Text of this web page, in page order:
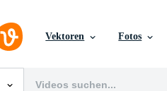
Vektoren Fotos